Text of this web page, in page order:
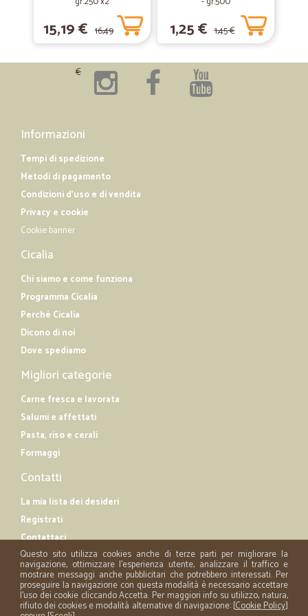
Sono molto soddisfatto..
Sono molto soddisfatto..
—Giulia D.
15,19 € 16,49
€
1,25 € 1,45 €
Informazioni
Tempi di spedizione
Metodi di pagamento
Condizioni d'uso e di vendita
Privacy e cookie
Cookie banner
Cicalia
Chi siamo e come funziona
Programma Cicalia
Perché Cicalia
Dicono di noi
Dove spediamo
Migliori categorie
Carne fresca e lavorata
Salumi e affettati
Pasta, riso e cerali
Formaggi
Contatti
La mia lista dei desideri
Registrati
Contattaci
Questo sito utilizza cookies anche di terze parti per migliorare la
navigazione, ottimizzare l'esperienza utente, analizzare il traffico e
mostrare messaggi anche pubblicitari che potrebbero interessati. Per
proseguire la navigazione con questa modalità è necessario accettare
l'uso dei cookie cliccando Accetta. Per maggiori info su utilizzo, natura,
rifiuto dei cookies e modalità alternative di navigazione: [Cookie Policy]